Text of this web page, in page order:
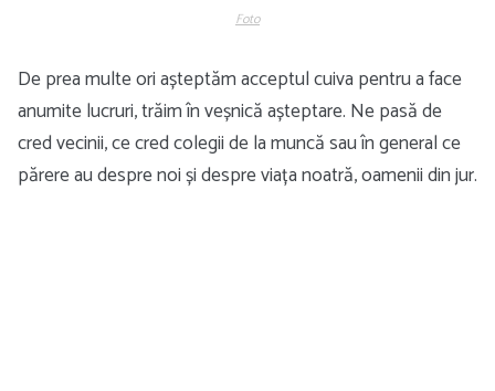
Foto
De prea multe ori așteptăm acceptul cuiva pentru a face
anumite lucruri, trăim în veșnică așteptare. Ne pasă de
cred vecinii, ce cred colegii de la muncă sau în general ce
părere au despre noi și despre viața noatră, oamenii din jur.